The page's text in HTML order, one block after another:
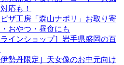
応も！
ザ工房「森山ナポリ」お取り寄
おやつ・昼食にも
インショップ］岩手県盛岡の百
勢丹限定］天女像のお中元向け